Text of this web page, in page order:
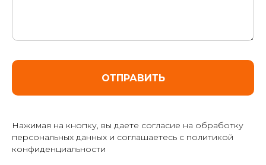
ОТПРАВИТЬ
Нажимая на кнопку, вы даете согласие на обработку
персональных данных и соглашаетесь c политикой
конфиденциальности